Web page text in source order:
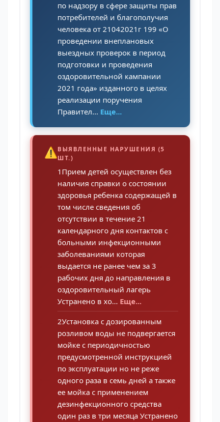
по надзору в сфере защиты прав
потребителей и благополучия
человека от 21042021г 199 «О
проведении внеплановых
выездных проверок в период
подготовки и проведения
оздоровительной кампании
2021 года» изданного в целях
реализации поручения
Правител... Еще...
⚠️ВЫЯВЛЕННЫЕ НАРУШЕНИЯ (5
ШТ.)
1Прием детей осуществлен без
наличия справки о состоянии
здоровья ребенка содержащей в
том числе сведения об
отсутствии в течение 21
календарного дня контактов с
больными инфекционными
заболеваниями которая
выдается не ранее чем за 3
рабочих дня до направления в
оздоровительный лагерь
Устранено в хо... Еще...
2Установка с дозированным
розливом воды не подвергается
мойке с периодичностью
предусмотренной инструкцией
по эксплуатации но не реже
одного раза в семь дней а также
ее мойка с применением
дезинфекционного средства
один раз в три месяца Устранено